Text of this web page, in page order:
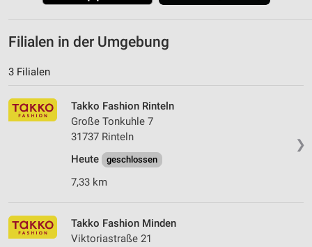
Filialen in der Umgebung
3 Filialen
❯
Takko Fashion Rinteln
Große Tonkuhle 7
31737 Rinteln
Heute
geschlossen
7,33 km
Takko Fashion Minden
Viktoriastraße 21